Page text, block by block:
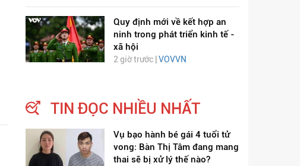
Quy định mới về kết hợp an
ninh trong phát triển kinh tế -
xã hội
2 giờ trước | VOVVN
TIN ĐỌC NHIỀU NHẤT
Vụ bạo hành bé gái 4 tuổi tử
vong: Bàn Thị Tâm đang mang
thai sẽ bị xử lý thế nào?